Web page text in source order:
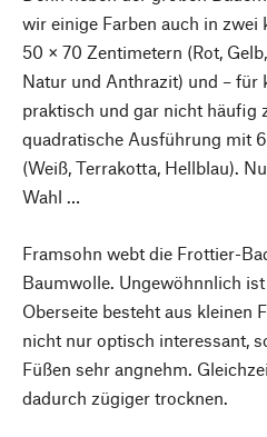
wir einige Farben auch in zwei
50 × 70 Zentimetern (Rot,
Natur und Anthrazit) und – für
praktisch und gar nicht häufig
quadratische Ausführung mit
(Weiß, Terrakotta, Hellblau).
Wahl …
Framsohn webt die Frottier-
Baumwolle. Ungewöhnnlich
Oberseite besteht aus kleinen
nicht nur optisch interessant,
Füßen sehr angnehm.
dadurch zügiger trocknen.